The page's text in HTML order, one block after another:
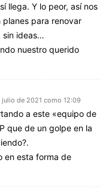
llega. Y lo peor, así nos
planes para renovar
sin ideas…
nuestro querido
julio de 2021 como 12:09
a este «equipo de
que de un golpe en la
en esta forma de